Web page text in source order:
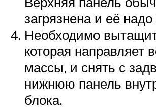
загрязнена и её
Необходимо
которая направляет
массы, и снять с
нижнюю панель
блока.